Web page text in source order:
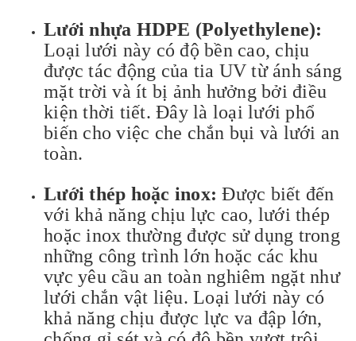
Lưới nhựa HDPE (Polyethylene):
Loại lưới này có độ bền cao, chịu
được tác động của tia UV từ ánh sáng
mặt trời và ít bị ảnh hưởng bởi điều
kiện thời tiết. Đây là loại lưới phổ
biến cho việc che chắn bụi và lưới an
toàn.
Lưới thép hoặc inox: Được biết đến
với khả năng chịu lực cao, lưới thép
hoặc inox thường được sử dụng trong
những công trình lớn hoặc các khu
vực yêu cầu an toàn nghiêm ngặt như
lưới chắn vật liệu. Loại lưới này có
khả năng chịu được lực va đập lớn,